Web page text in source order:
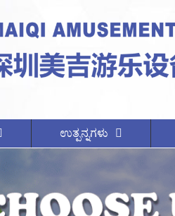
ಉತ್ಪನ್ನಗಳು